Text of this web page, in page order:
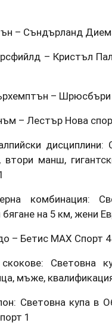
– Съндърланд
– Кристъл
–
– Лестър Нова
дисциплини:
втори манш,
комбинация:
бягане на 5 км, жени
– Бетис МАХ Спорт 4
Световна
мъже,
Световна купа в
1